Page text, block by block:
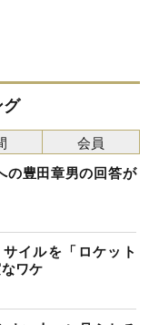
の豊田章男の回答が
イルを「ロケット
ワケ
会員